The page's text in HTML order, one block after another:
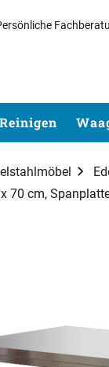
Reinigen
70 cm,